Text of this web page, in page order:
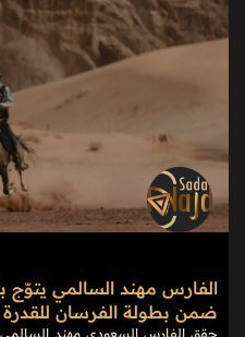
ضمن بطولة الفرسان للقدرة
حقق الفارس السعودي مهند السالمي